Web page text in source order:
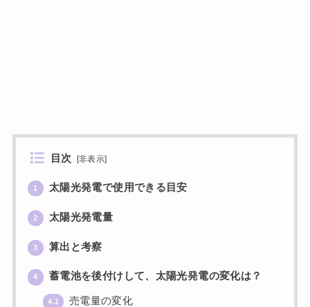
目次 [非表示]
1 太陽光発電で使用できる目安
2 太陽光発電量
3 算出と考察
4 蓄電池を後付けして、太陽光発電の変化は？
4.1 売電量の変化